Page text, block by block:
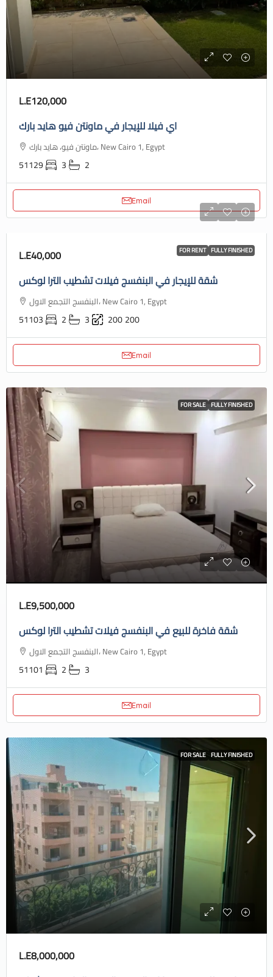
L.E120,000
اي فيلا للإيجار في ماونتن فيو هايد بارك
ماونتن فيو، هايد بارك، New Cairo 1, Egypt
51129 3 2
Email
FOR RENT FULLY FINISHED
L.E40,000
شقة للإيجار في البنفسج فيلات تشطيب الترا لوكس
البنفسج التجمع الاول، New Cairo 1, Egypt
51103 2 3 200200
Email
FOR SALE FULLY FINISHED
L.E9,500,000
شقة فاخرة للبيع في البنفسج فيلات تشطيب الترا لوكس
البنفسج التجمع الاول، New Cairo 1, Egypt
51101 2 3
Email
FOR SALE FULLY FINISHED
L.E8,000,000